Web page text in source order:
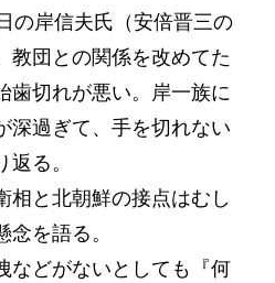
の岸信夫氏（安倍晋三の
教団との関係を改めてた
歯切れが悪い。岸一族に
深過ぎて、手を切れない
る。
と北朝鮮の接点はむし
を語る。
どがないとしても『何